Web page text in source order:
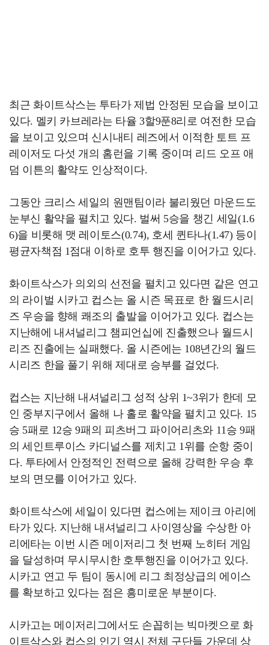
최근 화이트삭스는 투타가 제법 안정된 모습을 보이고
있다. 멜키 카브레라는 타율 3할9푼8리로 여전한 모습
을 보이고 있으며 신시내티 레즈에서 이적한 토트 프
레이저도 다섯 개의 홈런을 기록 중이며 리드 오프 애
덤 이튼의 활약도 인상적이다.
그동안 크리스 세일의 원맨팀이라 불리웠던 마운드도
눈부신 활약을 펼치고 있다. 벌써 5승을 챙긴 세일(1.6
6)을 비롯해 맷 레이토스(0.74), 호세 퀸타나(1.47) 등이
평균자책점 1점대 이하로 호투 행진을 이어가고 있다.
화이트삭스가 의외의 선전을 펼치고 있다면 같은 연고
의 라이벌 시카고 컵스는 올 시즌 목표로 한 월드시리
즈 우승을 향해 쾌조의 출발을 이어가고 있다. 컵스는
지난해에 내셔널리그 챔피언십에 진출했으나 월드시
리즈 진출에는 실패했다. 올 시즌에는 108년간의 월드
시리즈 한을 풀기 위해 제대로 승부를 걸었다.
컵스는 지난해 내셔널리그 성적 상위 1~3위가 한데 모
인 중부지구에서 올해 나 홀로 활약을 펼치고 있다. 15
승 5패로 12승 9패의 피츠버그 파이어리츠와 11승 9패
의 세인트루이스 카디널스를 제치고 1위를 순항 중이
다. 투타에서 안정적인 전력으로 올해 강력한 우승 후
보의 면모를 이어가고 있다.
화이트삭스에 세일이 있다면 컵스에는 제이크 아리에
타가 있다. 지난해 내셔널리그 사이영상을 수상한 아
리에타는 이번 시즌 메이저리그 첫 번째 노히터 게임
을 달성하며 무시무시한 호투행진을 이어가고 있다.
시카고 연고 두 팀이 동시에 리그 최정상급의 에이스
를 확보하고 있다는 점은 흥미로운 부분이다.
시카고는 메이저리그에서도 손꼽히는 빅마켓으로 화
이트삭스와 컵스의 인기 역시 전체 구단들 가운데 상